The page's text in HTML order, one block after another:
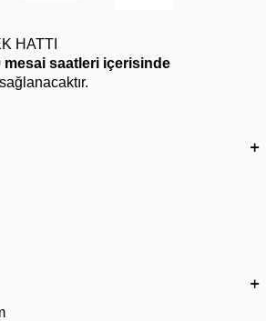
HATTI
mesai saatleri içerisinde